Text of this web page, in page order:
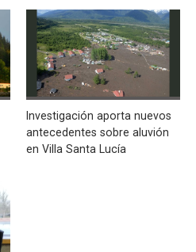
Investigación aporta nuevos
antecedentes sobre aluvión
en Villa Santa Lucía